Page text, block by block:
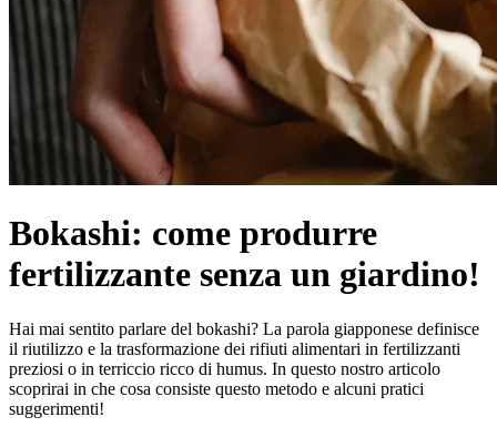
Bokashi: come produrre
fertilizzante senza un giardino!
Hai mai sentito parlare del bokashi? La parola giapponese definisce
il riutilizzo e la trasformazione dei rifiuti alimentari in fertilizzanti
preziosi o in terriccio ricco di humus. In questo nostro articolo
scoprirai in che cosa consiste questo metodo e alcuni pratici
suggerimenti!